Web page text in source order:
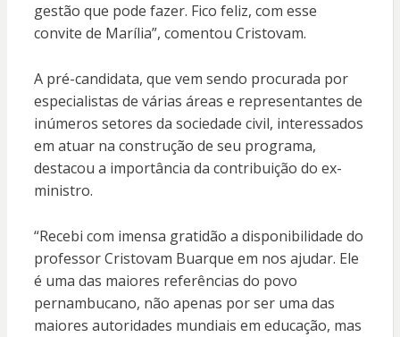
gestão que pode fazer. Fico feliz, com esse
convite de Marília”, comentou Cristovam.
A pré-candidata, que vem sendo procurada por
especialistas de várias áreas e representantes de
inúmeros setores da sociedade civil, interessados
em atuar na construção de seu programa,
destacou a importância da contribuição do ex-
ministro.
“Recebi com imensa gratidão a disponibilidade do
professor Cristovam Buarque em nos ajudar. Ele
é uma das maiores referências do povo
pernambucano, não apenas por ser uma das
maiores autoridades mundiais em educação, mas